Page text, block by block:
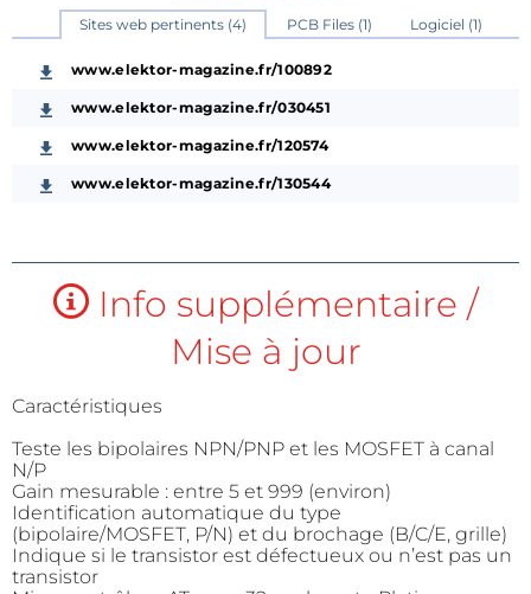
Sites web pertinents (4) PCB Files (1) Logiciel (1)
www.elektor-magazine.fr/100892
www.elektor-magazine.fr/030451
www.elektor-magazine.fr/120574
www.elektor-magazine.fr/130544
Info supplémentaire /
Mise à jour
Caractéristiques
Teste les bipolaires NPN/PNP et les MOSFET à canal
N/P
Gain mesurable : entre 5 et 999 (environ)
Identification automatique du type
(bipolaire/MOSFET, P/N) et du brochage (B/C/E, grille)
Indique si le transistor est défectueux ou n’est pas un
transistor